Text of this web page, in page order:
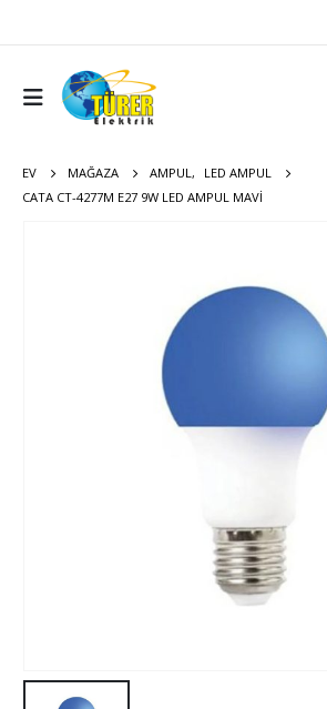
EV MAĞAZA AMPUL ,
LED AMPUL
CATA CT-4277M E27 9W LED AMPUL MAVI